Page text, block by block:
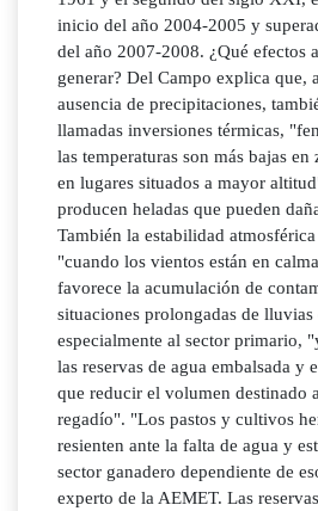
inicio del año 2004-2005 y
del año 2007-2008. ¿Qué efectos
generar? Del Campo explica que,
ausencia de precipitaciones,
llamadas inversiones térmicas,
las temperaturas son más bajas en
en lugares situados a mayor
producen heladas que pueden
También la estabilidad
"cuando los vientos están en
favorece la acumulación de
situaciones prolongadas de lluvias
especialmente al sector primario,
las reservas de agua embalsada y
que reducir el volumen destinado
regadío". "Los pastos y cultivos
resienten ante la falta de agua y
sector ganadero dependiente de
experto de la AEMET. Las